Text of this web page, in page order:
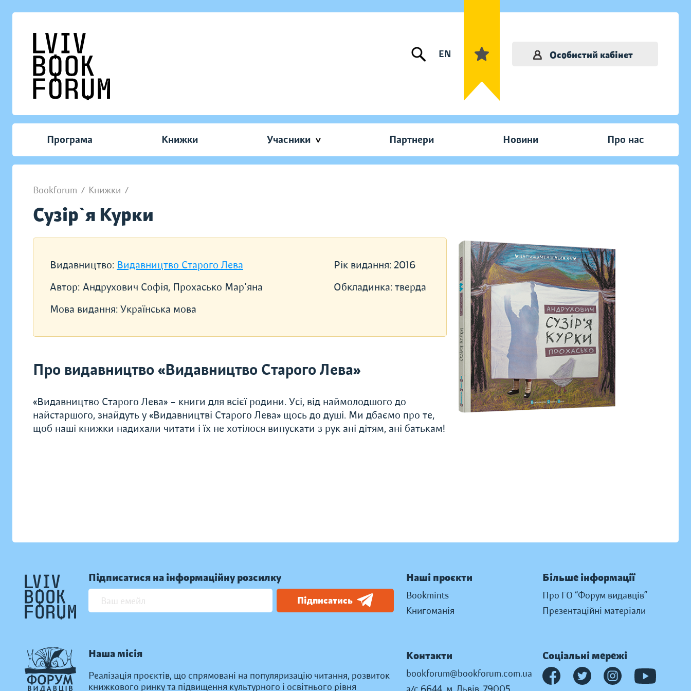
EN Особистий кабінет
Програма Книжки Учасники Партнери Новини Про нас
Bookforum / Книжки /
Сузір`я Курки
Видавництво: Видавництво Старого Лева
Автор: Андрухович Софія, Прохасько Мар'яна
Мова видання: Українська мова
Рік видання: 2016
Обкладинка: тверда
Про видавництво «Видавництво Старого Лева»
«Видавництво Старого Лева» – книги для всієї родини. Усі, від наймолодшого до
найстаршого, знайдуть у «Видавництві Старого Лева» щось до душі. Ми дбаємо про те,
щоб наші книжки надихали читати і їх не хотілося випускати з рук ані дітям, ані батькам!
Підписатися на інформаційну розсилку
Підписатись
Наша місія
Реалізація проєктів, що спрямовані на популяризацію читання, розвиток
книжкового ринку та підвищення культурного і освітнього рівня
Наші проєкти
Bookmints
Книгоманія
Більше інформації
Про ГО “Форум видавців”
Презентаційні матеріали
Контакти
bookforum@bookforum.com.ua
Соціальні мережі